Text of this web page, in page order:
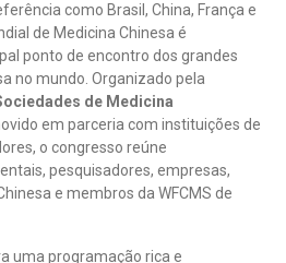
como Brasil, China, França e
de Medicina Chinesa é
ponto de encontro dos grandes
no mundo. Organizado pela
de Medicina
em parceria com instituições de
o congresso reúne
pesquisadores, empresas,
e membros da WFCMS de
uma programação rica e